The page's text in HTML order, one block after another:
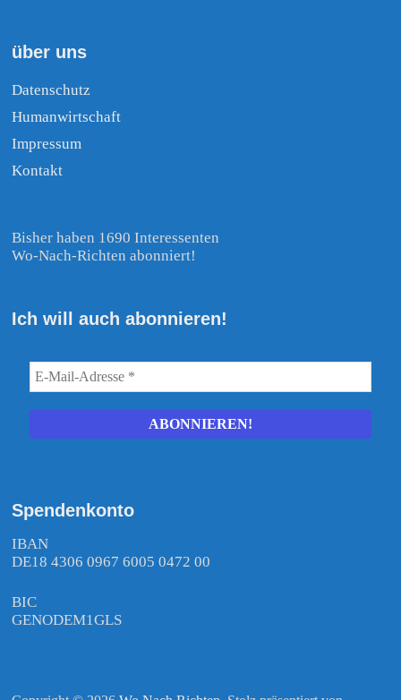
über uns
Datenschutz
Humanwirtschaft
Impressum
Kontakt
Bisher haben 1690 Interessenten
Wo-Nach-Richten abonniert!
Ich will auch abonnieren!
Spendenkonto
IBAN
DE18 4306 0967 6005 0472 00
BIC
GENODEM1GLS